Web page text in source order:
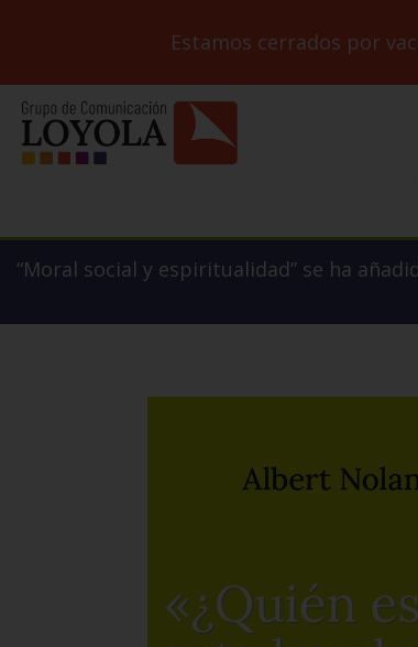
Estamos cerrados por
“Moral social y espiritualidad” se ha